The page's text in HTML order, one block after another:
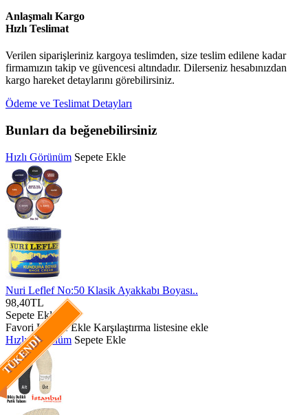
Anlaşmalı Kargo
Hızlı Teslimat
Verilen siparişleriniz kargoya teslimden, size teslim edilene kadar
firmamızın takip ve güvencesi altındadır. Dilerseniz hesabınızdan
kargo hareket detaylarını görebilirsiniz.
Ödeme ve Teslimat Detayları
Bunları da beğenebilirsiniz
Hızlı Görünüm Sepete Ekle
Nuri Leflef No:50 Klasik Ayakkabı Boyası..
98,40TL
Sepete Ekle
Favori Listene Ekle Karşılaştırma listesine ekle
TÜKENDI
Hızlı Görünüm Sepete Ekle